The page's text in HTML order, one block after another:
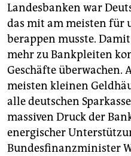
Landesbanken war
das mit am meisten für
berappen musste.
mehr zu Bankpleiten
Geschäfte überwachen.
meisten kleinen
alle deutschen
massiven Druck der
energischer
Bundesfinanzminister